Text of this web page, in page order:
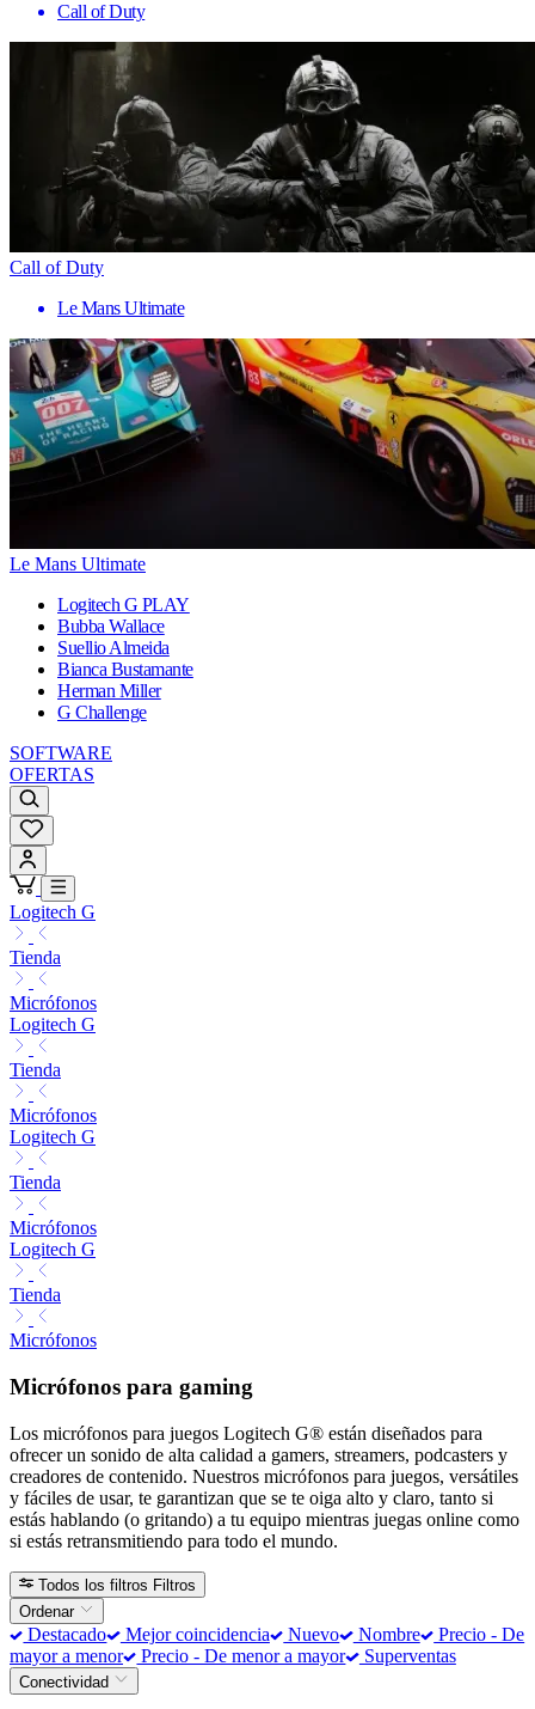
Call of Duty
Call of Duty
Le Mans Ultimate
Le Mans Ultimate
Logitech G PLAY
Bubba Wallace
Suellio Almeida
Bianca Bustamante
Herman Miller
G Challenge
SOFTWARE
OFERTAS
Logitech G
Tienda
Micrófonos
Logitech G
Tienda
Micrófonos
Logitech G
Tienda
Micrófonos
Logitech G
Tienda
Micrófonos
Micrófonos para gaming
Los micrófonos para juegos Logitech G® están diseñados para
ofrecer un sonido de alta calidad a gamers, streamers, podcasters y
creadores de contenido. Nuestros micrófonos para juegos, versátiles
y fáciles de usar, te garantizan que se te oiga alto y claro, tanto si
estás hablando (o gritando) a tu equipo mientras juegas online como
si estás retransmitiendo para todo el mundo.
Todos los filtros Filtros
Ordenar
Destacado Mejor coincidencia Nuevo Nombre
Precio - De
mayor a menor
Precio - De menor a mayor Superventas
Conectividad